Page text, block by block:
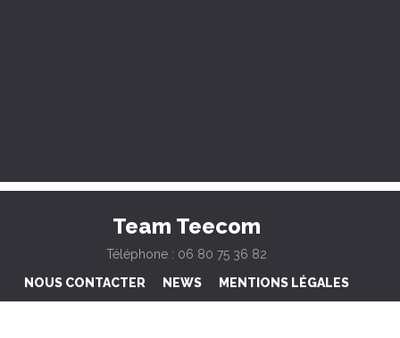
Team Teecom
Téléphone : 06 80 75 36 82
NOUS CONTACTER
NEWS MENTIONS LÉGALES